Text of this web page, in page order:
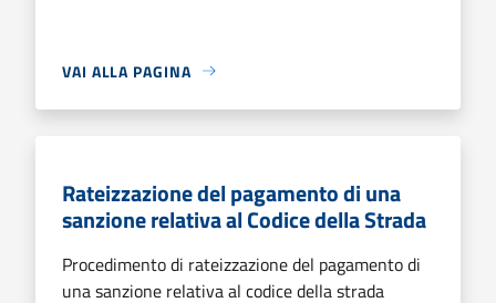
VAI ALLA PAGINA
Rateizzazione del pagamento di una
sanzione relativa al Codice della Strada
Procedimento di rateizzazione del pagamento di
una sanzione relativa al codice della strada